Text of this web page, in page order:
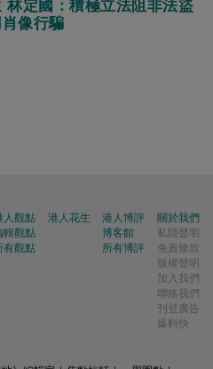
林定國：積極立法阻非法盜
像行騙
人觀點
輯觀點
有觀點
港人花生
港人博評
博客館
所有博評
關於我們
私隱聲明
免責條款
版權聲明
加入我們
聯絡我們
刊登廣告
爆料快